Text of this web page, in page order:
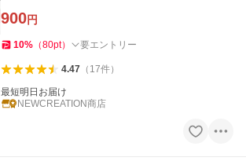
900円
10% （80pt） 要エントリー
4.47（ 17件）
最短明日お届け
NEWCREATION商店